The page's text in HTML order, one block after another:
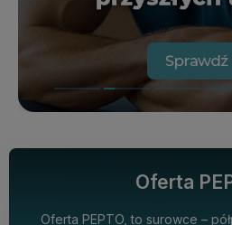
Oferta
Oferta PEPTO, to surowce –